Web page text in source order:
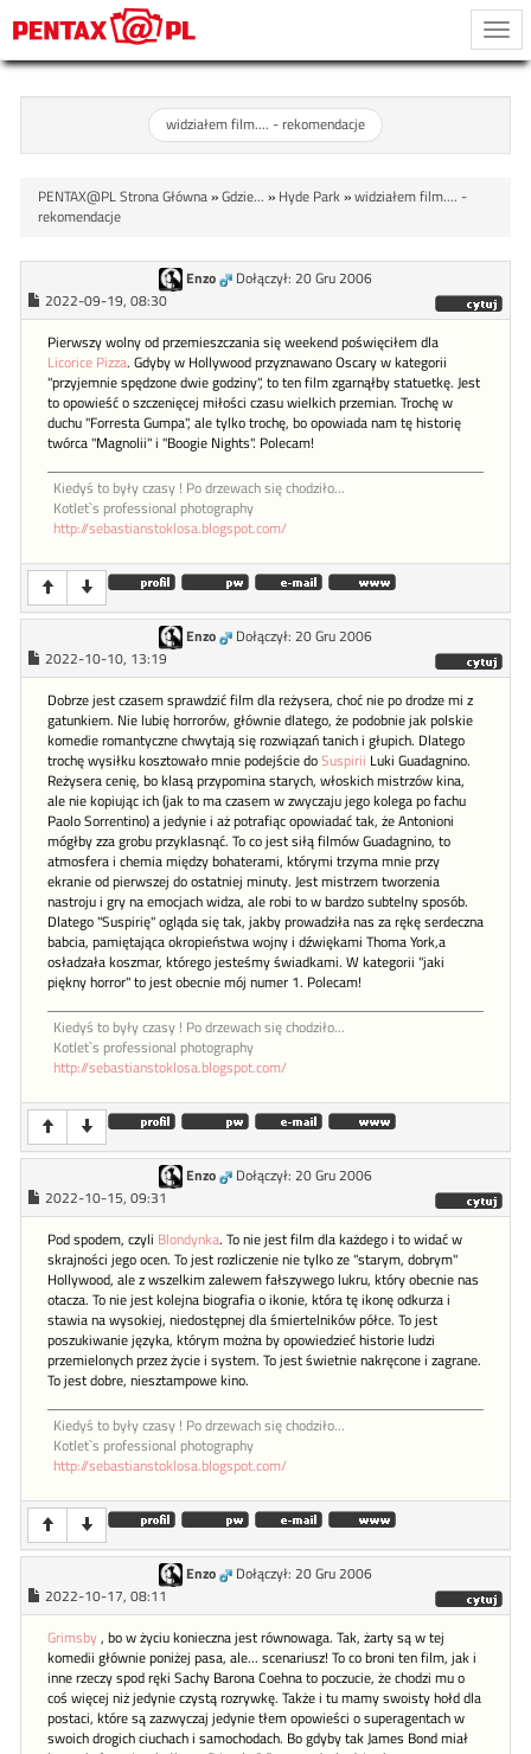
widziałem film.... - rekomendacje
PENTAX@PL Strona Główna»Gdzie... » Hyde Park»widziałem film.... -
rekomendacje
Enzo
Dołączył: 20 Gru 2006
2022-09-19, 08:30
Pierwszy wolny od przemieszczania się weekend poświęciłem dla
Licorice Pizza. Gdyby w Hollywood przyznawano Oscary w kategorii
"przyjemnie spędzone dwie godziny", to ten film zgarnąłby statuetkę. Jest
to opowieść o szczenięcej miłości czasu wielkich przemian. Trochę w
duchu "Forresta Gumpa", ale tylko trochę, bo opowiada nam tę historię
twórca "Magnolii" i "Boogie Nights". Polecam!
Kiedyś to były czasy ! Po drzewach się chodziło...
Kotlet`s professional photography
http://sebastianstoklosa.blogspot.com/
Enzo
Dołączył: 20 Gru 2006
2022-10-10, 13:19
Dobrze jest czasem sprawdzić film dla reżysera, choć nie po drodze mi z
gatunkiem. Nie lubię horrorów, głównie dlatego, że podobnie jak polskie
komedie romantyczne chwytają się rozwiązań tanich i głupich. Dlatego
trochę wysiłku kosztowało mnie podejście doSuspirii Luki Guadagnino.
Reżysera cenię, bo klasą przypomina starych, włoskich mistrzów kina,
ale nie kopiując ich (jak to ma czasem w zwyczaju jego kolega po fachu
Paolo Sorrentino) a jedynie i aż potrafiąc opowiadać tak, że Antonioni
mógłby zza grobu przyklasnąć. To co jest siłą filmów Guadagnino, to
atmosfera i chemia między bohaterami, którymi trzyma mnie przy
ekranie od pierwszej do ostatniej minuty. Jest mistrzem tworzenia
nastroju i gry na emocjach widza, ale robi to w bardzo subtelny sposób.
Dlatego "Suspirię" ogląda się tak, jakby prowadziła nas za rękę serdeczna
babcia, pamiętająca okropieństwa wojny i dźwiękami Thoma York,a
osładzała koszmar, którego jesteśmy świadkami. W kategorii "jaki
piękny horror" to jest obecnie mój numer 1. Polecam!
Kiedyś to były czasy ! Po drzewach się chodziło...
Kotlet`s professional photography
http://sebastianstoklosa.blogspot.com/
Enzo
Dołączył: 20 Gru 2006
2022-10-15, 09:31
Pod spodem, czyli Blondynka. To nie jest film dla każdego i to widać w
skrajności jego ocen. To jest rozliczenie nie tylko ze "starym, dobrym"
Hollywood, ale z wszelkim zalewem fałszywego lukru, który obecnie nas
otacza. To nie jest kolejna biografia o ikonie, która tę ikonę odkurza i
stawia na wysokiej, niedostępnej dla śmiertelników półce. To jest
poszukiwanie języka, którym można by opowiedzieć historie ludzi
przemielonych przez życie i system. To jest świetnie nakręcone i zagrane.
To jest dobre, niesztampowe kino.
Kiedyś to były czasy ! Po drzewach się chodziło...
Kotlet`s professional photography
http://sebastianstoklosa.blogspot.com/
Enzo
Dołączył: 20 Gru 2006
2022-10-17, 08:11
Grimsby, bo w życiu konieczna jest równowaga. Tak, żarty są w tej
komedii głównie poniżej pasa, ale... scenariusz! To co broni ten film, jak i
inne rzeczy spod ręki Sachy Barona Coehna to poczucie, że chodzi mu o
coś więcej niż jedynie czystą rozrywkę. Także i tu mamy swoisty hołd dla
postaci, które są zazwyczaj jedynie tłem opowieści o superagentach w
swoich drogich ciuchach i samochodach. Bo gdyby tak James Bond miał